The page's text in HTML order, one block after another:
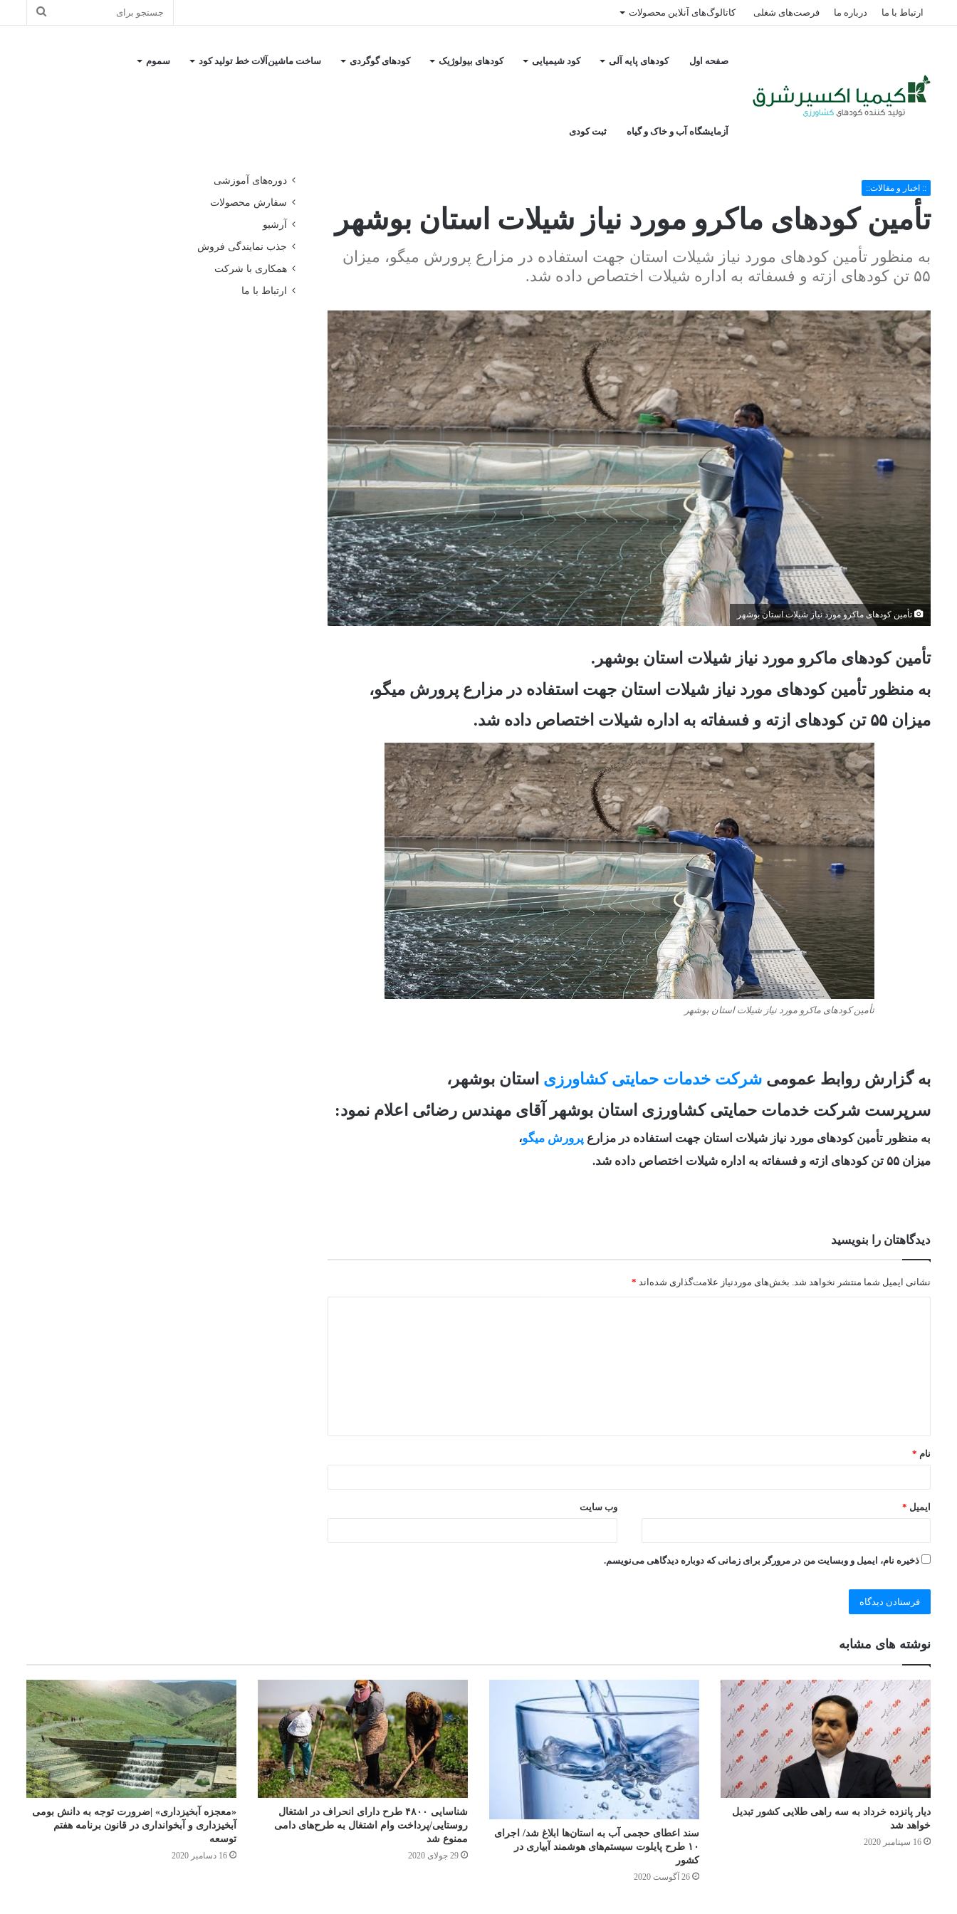
ارتباط با ما درباره ما فرصت‌های شغلی کاتالوگ‌های آنلاین محصولات جستجو
صفحه اول کودهای پایه آلی کود شیمیایی کودهای بیولوژیک کودهای گوگردی ساخت ماشین‌آلات خط تولید کود سموم
آزمایشگاه آب و خاک و گیاه ثبت کودی
:: اخبار و مقالات::
تأمین کودهای ماکرو مورد نیاز شیلات استان بوشهر
به منظور تأمین کودهای مورد نیاز شیلات استان جهت استفاده در مزارع پرورش میگو، میزان
۵۵ تن کودهای ازته و فسفاته به اداره شیلات اختصاص داده شد.
تأمین کودهای ماکرو مورد نیاز شیلات استان بوشهر
تأمین کودهای ماکرو مورد نیاز شیلات استان بوشهر.
به منظور تأمین کودهای مورد نیاز شیلات استان جهت استفاده در مزارع پرورش میگو،
میزان ۵۵ تن کودهای ازته و فسفاته به اداره شیلات اختصاص داده شد.
تأمین کودهای ماکرو مورد نیاز شیلات استان بوشهر
به گزارش روابط عمومی شرکت خدمات حمایتی کشاورزی استان بوشهر،
سرپرست شرکت خدمات حمایتی کشاورزی استان بوشهر آقای مهندس رضائی اعلام نمود:
به منظور تأمین کودهای مورد نیاز شیلات استان جهت استفاده در مزارع پرورش میگو،
میزان ۵۵ تن کودهای ازته و فسفاته به اداره شیلات اختصاص داده شد.
دیدگاهتان را بنویسید
نشانی ایمیل شما منتشر نخواهد شد. بخش‌های موردنیاز علامت‌گذاری شده‌اند *
نام *
ایمیل * وب‌ سایت
ذخیره نام، ایمیل و وبسایت من در مرورگر برای زمانی که دوباره دیدگاهی می‌نویسم.
دوره‌های آموزشی
سفارش محصولات
آرشیو
جذب نمایندگی فروش
همکاری با شرکت
ارتباط با ما
نوشته های مشابه
دیار پانزده خرداد به سه راهی طلایی کشور تبدیل
خواهد شد
16 سپتامبر 2020
سند اعطای حجمی آب به استان‌ها ابلاغ شد/ اجرای
۱۰ طرح پایلوت سیستم‌های هوشمند آبیاری در
کشور
26 آگوست 2020
شناسایی ۴۸۰۰ طرح دارای انحراف در اشتغال
روستایی/پرداخت وام اشتغال به طرح‌های دامی
ممنوع شد
29 جولای 2020
«معجزه آبخیزداری» |ضرورت توجه به دانش بومی
آبخیزداری و آبخوانداری در قانون برنامه هفتم
توسعه
16 دسامبر 2020